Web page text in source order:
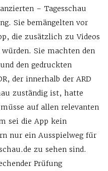
– Tagesschau
Sie bemängelten vor
die zusätzlich zu Videos
Sie machten den
den gedruckten
der innerhalb der ARD
zuständig ist, hatte
auf allen relevanten
sei die App kein
nur ein Ausspielweg für
zu sehen sind.
Prüfung